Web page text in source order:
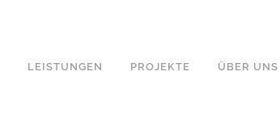
LEISTUNGEN PROJEKTE ÜBER UNS